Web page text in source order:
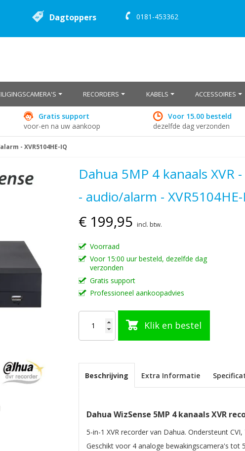
Dagtoppers 0181-453362
RECORDERS KABELS ACCESSOIRES
Gratis support
voor-en na uw aankoop
Voor 15.00 besteld
dezelfde dag verzonden
- XVR5104HE-IQ
Dahua 5MP 4 kanaals XVR
- audio/alarm -
€ 199,95 incl. btw.
Voorraad
Voor 15:00 uur besteld, dezelfde dag
verzonden
Gratis support
Professioneel aankoopadvies
Klik en bestel
Beschrijving
Dahua WizSense 5MP 4 kanaals XVR
5-in-1 XVR recorder van Dahua. Ondersteunt
Geschikt voor 4 analoge bewakingscamera's tot
Extra Informatie